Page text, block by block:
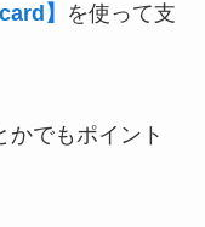
】
を使って支
かでもポイント